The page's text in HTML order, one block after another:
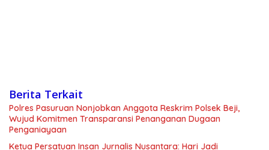
Berita Terkait
Polres Pasuruan Nonjobkan Anggota Reskrim Polsek Beji,
Wujud Komitmen Transparansi Penanganan Dugaan
Penganiayaan
Ketua Persatuan Insan Jurnalis Nusantara: Hari Jadi